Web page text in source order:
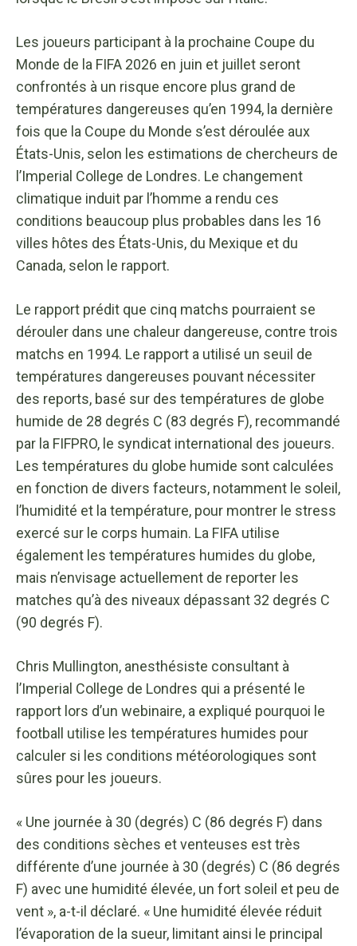
Les joueurs participant à la prochaine Coupe du
Monde de la FIFA 2026 en juin et juillet seront
confrontés à un risque encore plus grand de
températures dangereuses qu’en 1994, la dernière
fois que la Coupe du Monde s’est déroulée aux
États-Unis, selon les estimations de chercheurs de
l’Imperial College de Londres. Le changement
climatique induit par l’homme a rendu ces
conditions beaucoup plus probables dans les 16
villes hôtes des États-Unis, du Mexique et du
Canada, selon le rapport.
Le rapport prédit que cinq matchs pourraient se
dérouler dans une chaleur dangereuse, contre trois
matchs en 1994. Le rapport a utilisé un seuil de
températures dangereuses pouvant nécessiter
des reports, basé sur des températures de globe
humide de 28 degrés C (83 degrés F), recommandé
par la FIFPRO, le syndicat international des joueurs.
Les températures du globe humide sont calculées
en fonction de divers facteurs, notamment le soleil,
l’humidité et la température, pour montrer le stress
exercé sur le corps humain. La FIFA utilise
également les températures humides du globe,
mais n’envisage actuellement de reporter les
matches qu’à des niveaux dépassant 32 degrés C
(90 degrés F).
Chris Mullington, anesthésiste consultant à
l’Imperial College de Londres qui a présenté le
rapport lors d’un webinaire, a expliqué pourquoi le
football utilise les températures humides pour
calculer si les conditions météorologiques sont
sûres pour les joueurs.
« Une journée à 30 (degrés) C (86 degrés F) dans
des conditions sèches et venteuses est très
différente d’une journée à 30 (degrés) C (86 degrés
F) avec une humidité élevée, un fort soleil et peu de
vent », a-t-il déclaré. « Une humidité élevée réduit
l’évaporation de la sueur, limitant ainsi le principal